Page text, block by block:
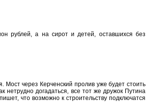
рублей, а на сирот и детей, оставшихся без
через Керченский пролив уже будет стоить
нетрудно догадаться, все тот же дружок Путина
что возможно к строительству подключатся